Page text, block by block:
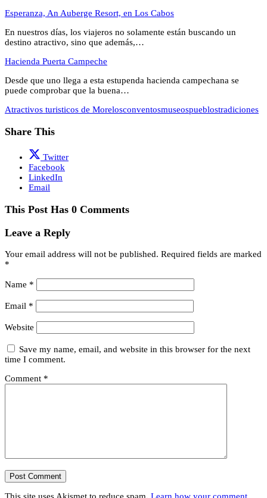
Esperanza, An Auberge Resort, en Los Cabos
En nuestros días, los viajeros no solamente están buscando un
destino atractivo, sino que además,…
Hacienda Puerta Campeche
Desde que uno llega a esta estupenda hacienda campechana se
puede comprobar que la buena…
Atractivos turisticos de Morelosconventosmuseospueblostradiciones
Share This
Twitter
Facebook
LinkedIn
Email
This Post Has 0 Comments
Leave a Reply
Your email address will not be published. Required fields are marked
*
Name *
Email *
Website
Save my name, email, and website in this browser for the next
time I comment.
Comment *